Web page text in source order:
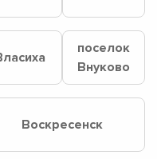
поселок
Внуково
Воскресенск